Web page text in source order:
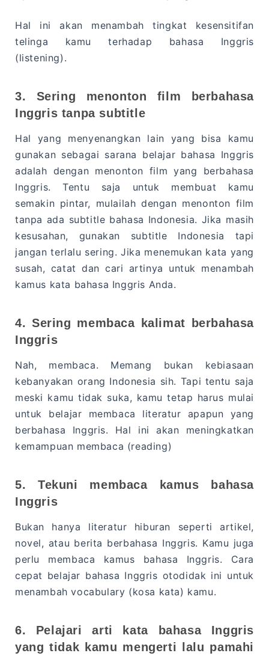
Hal ini akan menambah tingkat kesensitifan
telinga kamu terhadap bahasa Inggris
(listening).
3. Sering menonton film berbahasa
Inggris tanpa subtitle
Hal yang menyenangkan lain yang bisa kamu
gunakan sebagai sarana belajar bahasa Inggris
adalah dengan menonton film yang berbahasa
Inggris. Tentu saja untuk membuat kamu
semakin pintar, mulailah dengan menonton film
tanpa ada subtitle bahasa Indonesia. Jika masih
kesusahan, gunakan subtitle Indonesia tapi
jangan terlalu sering. Jika menemukan kata yang
susah, catat dan cari artinya untuk menambah
kamus kata bahasa Inggris Anda.
4. Sering membaca kalimat berbahasa
Inggris
Nah, membaca. Memang bukan kebiasaan
kebanyakan orang Indonesia sih. Tapi tentu saja
meski kamu tidak suka, kamu tetap harus mulai
untuk belajar membaca literatur apapun yang
berbahasa Inggris. Hal ini akan meningkatkan
kemampuan membaca (reading)
5. Tekuni membaca kamus bahasa
Inggris
Bukan hanya literatur hiburan seperti artikel,
novel, atau berita berbahasa Inggris. Kamu juga
perlu membaca kamus bahasa Inggris. Cara
cepat belajar bahasa Inggris otodidak ini untuk
menambah vocabulary (kosa kata) kamu.
6. Pelajari arti kata bahasa Inggris
yang tidak kamu mengerti lalu pamahi